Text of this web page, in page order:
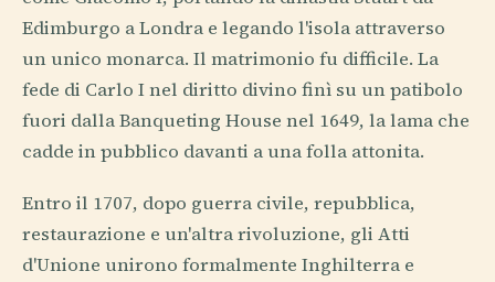
Edimburgo a Londra e legando l'isola attraverso
un unico monarca. Il matrimonio fu difficile. La
fede di Carlo I nel diritto divino finì su un patibolo
fuori dalla Banqueting House nel 1649, la lama che
cadde in pubblico davanti a una folla attonita.
Entro il 1707, dopo guerra civile, repubblica,
restaurazione e un'altra rivoluzione, gli Atti
d'Unione unirono formalmente Inghilterra e